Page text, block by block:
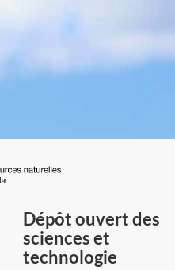
du
Canada
Dépôt ouvert des
sciences et
technologie